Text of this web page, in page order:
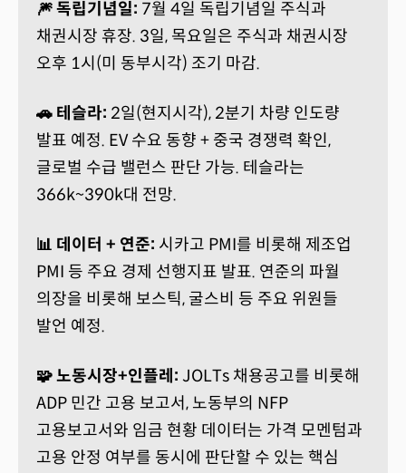
🎆 독립기념일: 7월 4일 독립기념일 주식과
채권시장 휴장. 3일, 목요일은 주식과 채권시장
오후 1시(미 동부시각) 조기 마감.
🚗 테슬라: 2일(현지시각), 2분기 차량 인도량
발표 예정. EV 수요 동향 + 중국 경쟁력 확인,
글로벌 수급 밸런스 판단 가능. 테슬라는
366k~390k대 전망.
📊 데이터 + 연준: 시카고 PMI를 비롯해 제조업
PMI 등 주요 경제 선행지표 발표. 연준의 파월
의장을 비롯해 보스틱, 굴스비 등 주요 위원들
발언 예정.
🧩 노동시장+인플레: JOLTs 채용공고를 비롯해
ADP 민간 고용 보고서, 노동부의 NFP
고용보고서와 임금 현황 데이터는 가격 모멘텀과
고용 안정 여부를 동시에 판단할 수 있는 핵심